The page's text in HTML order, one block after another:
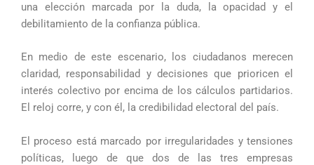
una elección marcada por la duda, la opacidad y el
debilitamiento de la confianza pública.
En medio de este escenario, los ciudadanos merecen
claridad, responsabilidad y decisiones que prioricen el
interés colectivo por encima de los cálculos partidarios.
El reloj corre, y con él, la credibilidad electoral del país.
El proceso está marcado por irregularidades y tensiones
políticas, luego de que dos de las tres empresas